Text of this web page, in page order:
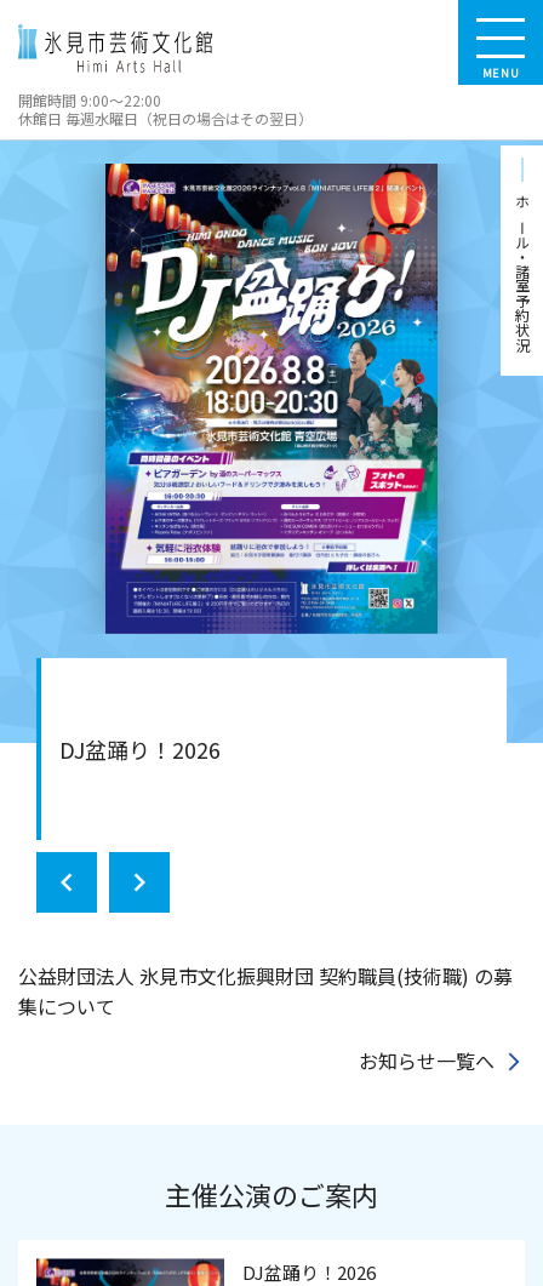
MENU
開館時間 9:00～22:00
休館日 毎週水曜日（祝日の場合はその翌日）
ホール・諸室予約状況
DJ盆踊り！2026
公益財団法人 氷見市文化振興財団 契約職員(技術職) の募
集について
お知らせ一覧へ
主催公演のご案内
DJ盆踊り！2026